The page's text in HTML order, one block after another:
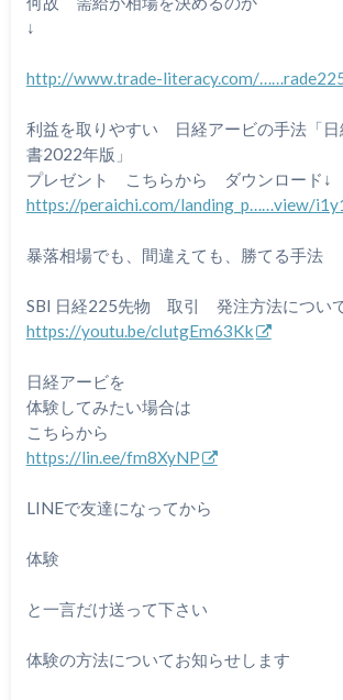
↓
http://www.trade-literacy.com/
利益を取りやすい 日経アービの手法「日
書2022年版」
プレゼント こちらから ダウンロード↓
https://peraichi.com/landing_p……view/
暴落相場でも、間違えても、勝てる手法
SBI 日経225先物 取引 発注方法につい
https://youtu.be/cIutgEm63Kk
日経アービを
体験してみたい場合は
こちらから
https://lin.ee/fm8XyNP
LINEで友達になってから
体験
と一言だけ送って下さい
体験の方法についてお知らせします